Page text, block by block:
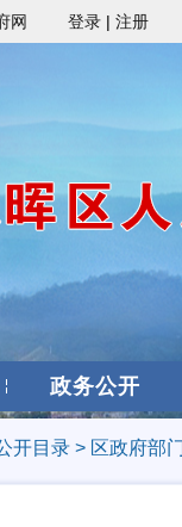
网 登录 | 注册
政务公开
开目录 > 区政府部